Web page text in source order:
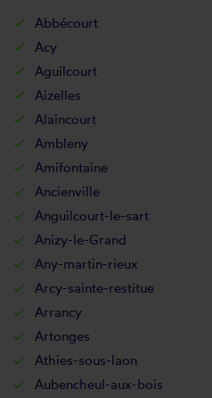
Abbécourt
Acy
Aguilcourt
Aizelles
Alaincourt
Ambleny
Amifontaine
Ancienville
Anguilcourt-le-sart
Anizy-le-Grand
Any-martin-rieux
Arcy-sainte-restitue
Arrancy
Artonges
Athies-sous-laon
Aubencheul-aux-bois